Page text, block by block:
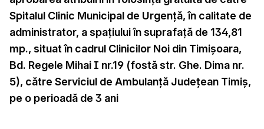
Spitalul Clinic Municipal de Urgenţă, în calitate de
administrator, a spaţiului în suprafață de 134,81
mp., situat în cadrul Clinicilor Noi din Timișoara,
Bd. Regele Mihai I nr.19 (fostă str. Ghe. Dima nr.
5), către Serviciul de Ambulanţă Judeţean Timiş,
pe o perioadă de 3 ani